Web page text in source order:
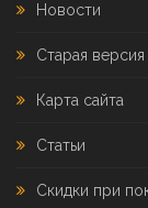
Новости
Старая версия
Карта сайта
Статьи
Скидки при